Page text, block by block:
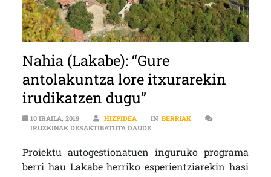
Nahia (Lakabe): “Gure
antolakuntza lore itxurarekin
irudikatzen dugu”
10 IRAILA, 2019 HIZPIDEA IN BERRIAK
IRUZKINAK DESAKTIBATUTA DAUDENAHIA (LAKABE): “GURE
Proiektu autogestionatuen inguruko programa
berri hau Lakabe herriko esperientziarekin hasi